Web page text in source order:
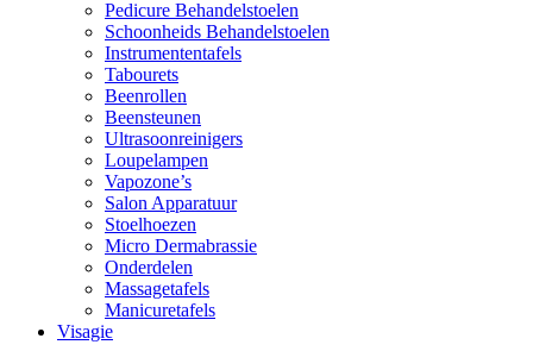
Pedicure Behandelstoelen
Schoonheids Behandelstoelen
Instrumententafels
Tabourets
Beenrollen
Beensteunen
Ultrasoonreinigers
Loupelampen
Vapozone’s
Salon Apparatuur
Stoelhoezen
Micro Dermabrassie
Onderdelen
Massagetafels
Manicuretafels
Visagie